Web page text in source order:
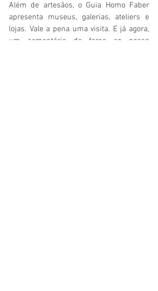
Além de artesãos, o Guia Homo Faber
apresenta museus, galerias, ateliers e
lojas. Vale a pena uma visita. E já agora,
um comentário de força ao nosso